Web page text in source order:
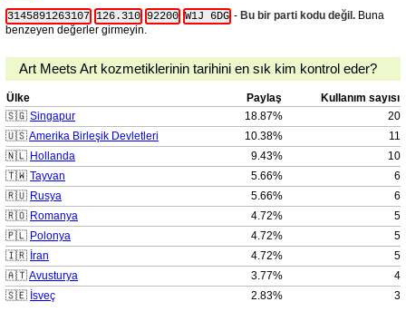
3145891263107 126.310 92200 W1J 6DG - Bu bir parti kodu değil. Buna
benzeyen değerler girmeyin.
Art Meets Art kozmetiklerinin tarihini en sık kim kontrol eder?
Ülke Paylaş
Kullanım sayısı
🇸🇬 Singapur 18.87%
20
🇺🇸Amerika Birleşik Devletleri 10.38%
11
🇳🇱 Hollanda 9.43%
10
🇹🇼 Tayvan 5.66%
6
🇷🇺 Rusya 5.66%
6
🇷🇴 Romanya 4.72%
5
🇵🇱 Polonya 4.72%
5
🇮🇷 İran 4.72%
5
🇦🇹Avusturya 3.77%
4
🇸🇪 İsveç 2.83% 3